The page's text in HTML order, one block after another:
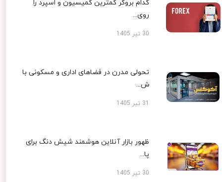
کدام بروکر کمترین کمیسیون و اسپرد را
روی...
30 تیر 1405
تحولی مدرن در فضاهای اداری و مسکونی با
ش...
ظهور بازار آنلاین هوشمند شیش دنگ برای
پا...
30 تیر 1405